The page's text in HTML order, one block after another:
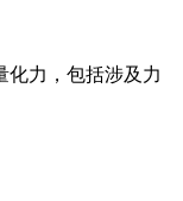
化力，包括涉及力